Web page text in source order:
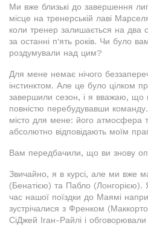
Ми вже близькі до завершення
місце на тренерській лаві
коли тренер залишається на два
за останні п'ять років. Чи було
роздумували над цим?
Для мене немає нічого
інстинктом. Але це було цілком
завершили сезон, і я вважаю, що
повністю перебудувавши
місто для мене: його атмосфера
абсолютно відповідають моїм
Вам передбачили, що ви знову
Звичайно, я в курсі, але ми вже
(Бенатією) та Пабло (Лонгорією).
час нашої поїздки до Маямі
зустрічалися з Френком
СіДжей Іган-Райлі і